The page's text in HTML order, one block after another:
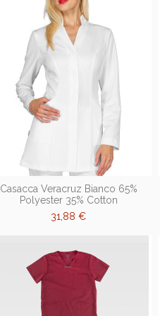
Casacca Veracruz Bianco 65%
Polyester 35% Cotton
31,88 €